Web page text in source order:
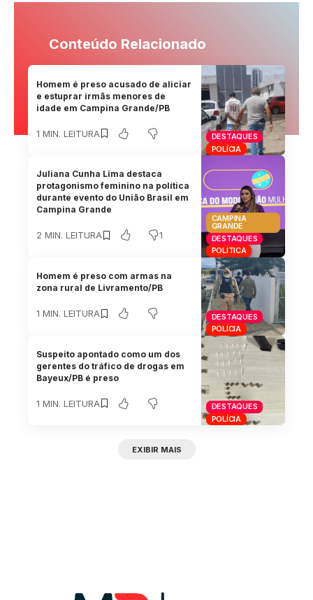
Conteúdo Relacionado
DESTAQUES
POLÍCIA
Homem é preso acusado de aliciar
e estuprar irmãs menores de
idade em Campina Grande/PB
1 MIN. LEITURA
CAMPINA
GRANDE
DESTAQUES
POLÍTICA
Juliana Cunha Lima destaca
protagonismo feminino na política
durante evento do União Brasil em
Campina Grande
2 MIN. LEITURA 1
DESTAQUES
POLÍCIA
Homem é preso com armas na
zona rural de Livramento/PB
1 MIN. LEITURA
DESTAQUES
POLÍCIA
Suspeito apontado como um dos
gerentes do tráfico de drogas em
Bayeux/PB é preso
1 MIN. LEITURA
EXIBIR MAIS